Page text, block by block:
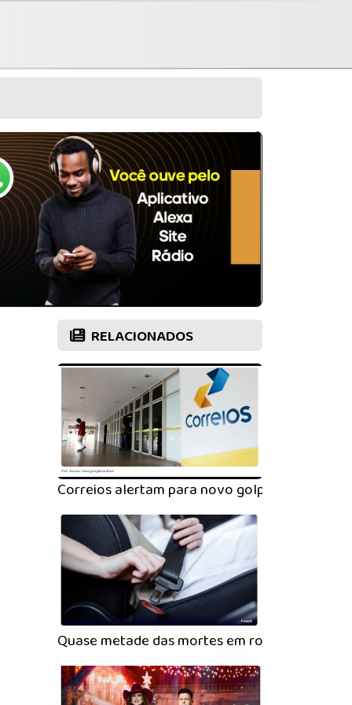
RELACIONADOS
Correios alertam para novo golpe de
Quase metade das mortes em rodovias